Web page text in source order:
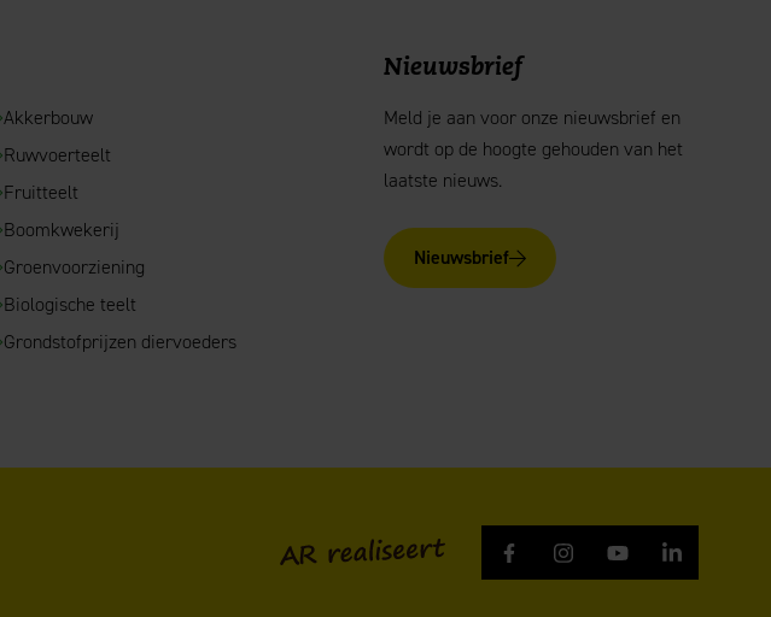
Akkerbouw
Ruwvoerteelt
Fruitteelt
Boomkwekerij
Groenvoorziening
Biologische teelt
Grondstofprijzen diervoeders
Nieuwsbrief
Meld je aan voor onze nieuwsbrief en
wordt op de hoogte gehouden van het
laatste nieuws.
Nieuwsbrief
AR realiseert